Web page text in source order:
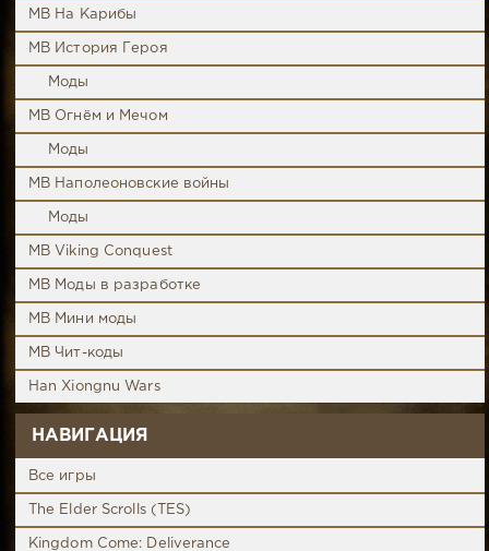
MB На Карибы
MB История Героя
Моды
MB Огнём и Мечом
Моды
MB Наполеоновские войны
Моды
MB Viking Conquest
MB Моды в разработке
MB Мини моды
MB Чит-коды
Han Xiongnu Wars
НАВИГАЦИЯ
Все игры
The Elder Scrolls (TES)
Kingdom Come: Deliverance